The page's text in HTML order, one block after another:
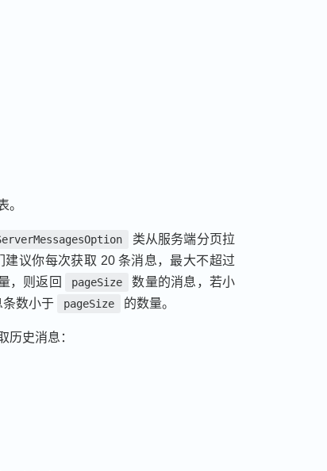
。
类从服务端分页拉
议你每次获取 20 条消息，最大不超过
，则返回 pageSize
数量的消息，若小
条数小于 pageSize 的数量。
历史消息：